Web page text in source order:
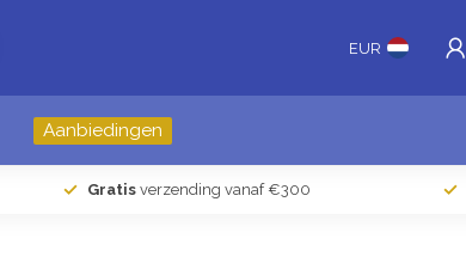
EUR
Aanbiedingen
Gratisverzending vanaf €300